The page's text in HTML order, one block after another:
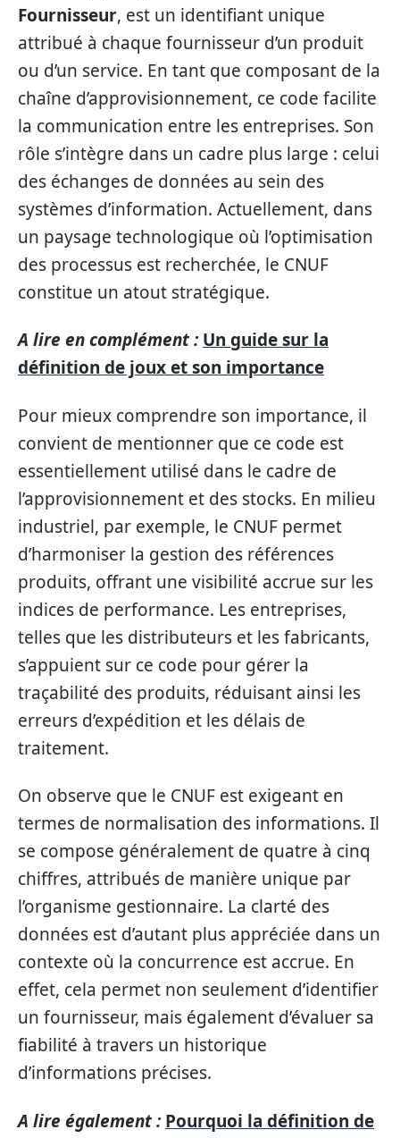
Fournisseur, est un identifiant unique
attribué à chaque fournisseur d’un produit
ou d’un service. En tant que composant de la
chaîne d’approvisionnement, ce code facilite
la communication entre les entreprises. Son
rôle s’intègre dans un cadre plus large : celui
des échanges de données au sein des
systèmes d’information. Actuellement, dans
un paysage technologique où l’optimisation
des processus est recherchée, le CNUF
constitue un atout stratégique.
A lire en complément : Un guide sur la
définition de joux et son importance
Pour mieux comprendre son importance, il
convient de mentionner que ce code est
essentiellement utilisé dans le cadre de
l’approvisionnement et des stocks. En milieu
industriel, par exemple, le CNUF permet
d’harmoniser la gestion des références
produits, offrant une visibilité accrue sur les
indices de performance. Les entreprises,
telles que les distributeurs et les fabricants,
s’appuient sur ce code pour gérer la
traçabilité des produits, réduisant ainsi les
erreurs d’expédition et les délais de
traitement.
On observe que le CNUF est exigeant en
termes de normalisation des informations. Il
se compose généralement de quatre à cinq
chiffres, attribués de manière unique par
l’organisme gestionnaire. La clarté des
données est d’autant plus appréciée dans un
contexte où la concurrence est accrue. En
effet, cela permet non seulement d’identifier
un fournisseur, mais également d’évaluer sa
fiabilité à travers un historique
d’informations précises.
A lire également : Pourquoi la définition de